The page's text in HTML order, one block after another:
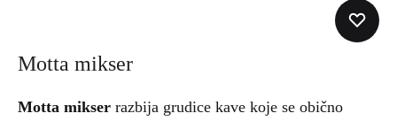
Motta mikser
Motta mikser razbija grudice kave koje se obično